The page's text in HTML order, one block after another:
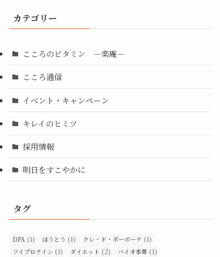
カテゴリー
こころのビタミン －楽庵－
こころ通信
イベント・キャンペーン
キレイのヒミツ
採用情報
明日をすこやかに
タグ
DPA (1) ほうとう (1) クレ・ド・ポーボーテ (1)
ソイプロテイン (1) ダイエット (2) バイオ本草 (1)